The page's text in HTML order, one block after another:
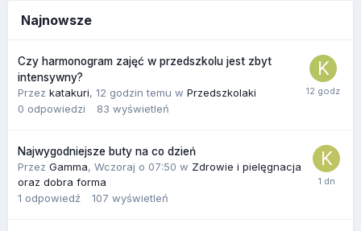
Najnowsze
Czy harmonogram zajęć w przedszkolu jest zbyt
intensywny?
Przez katakuri, 12 godzin temu w Przedszkolaki
0 odpowiedzi 83 wyświetleń
Najwygodniejsze buty na co dzień
Przez Gamma, Wczoraj o 07:50 w Zdrowie i pielęgnacja
oraz dobra forma
1 odpowiedź 107 wyświetleń